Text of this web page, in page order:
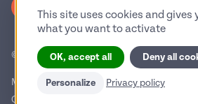
S'inscrire à la
© 2026 Pop Industrie – Tous droits
Mentions légales
Politique de
Conditions générales d'utilisation
This site uses cookies and gives
what you want to activate
OK, accept all Deny all
Personalize Privacy policy